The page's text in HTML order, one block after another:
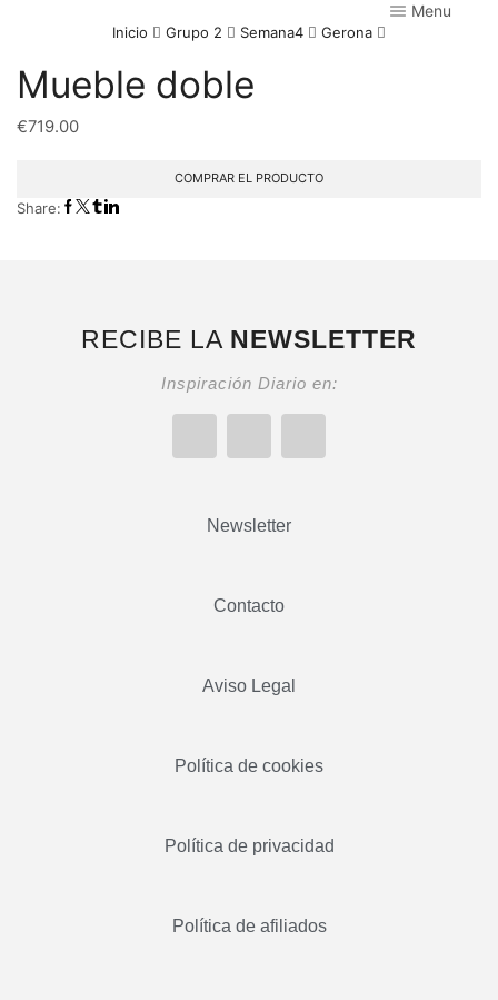
Menu
Inicio Grupo 2 Semana4 Gerona
Mueble doble
€719.00
COMPRAR EL PRODUCTO
Share:
RECIBE LA NEWSLETTER
Inspiración Diario en:
Newsletter
Contacto
Aviso Legal
Política de cookies
Política de privacidad
Política de afiliados